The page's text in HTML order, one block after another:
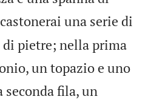
una serie di
pietre; nella prima
un topazio e uno
seconda fila, un